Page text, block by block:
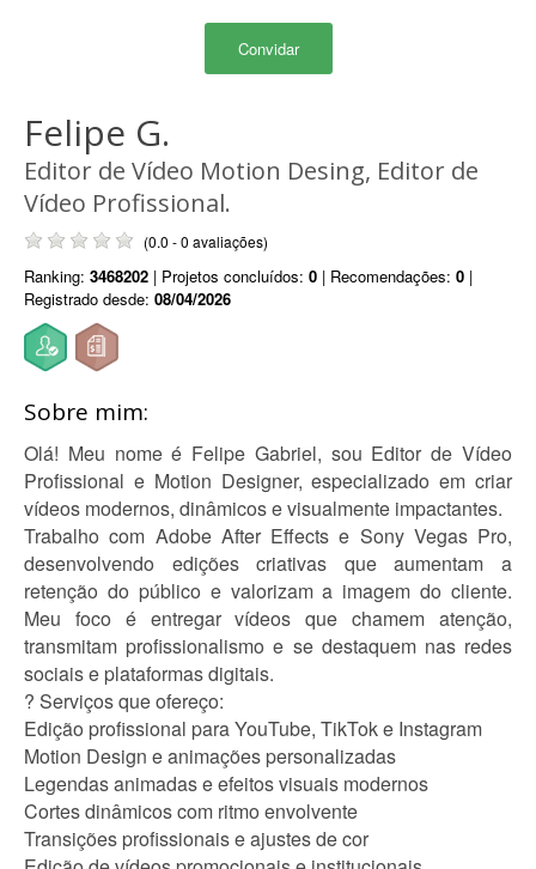
Convidar
Felipe G.
Editor de Vídeo Motion Desing, Editor de
Vídeo Profissional.
(0.0 - 0 avaliações)
Ranking: 3468202 | Projetos concluídos: 0 | Recomendações: 0 |
Registrado desde: 08/04/2026
Sobre mim:
Olá! Meu nome é Felipe Gabriel, sou Editor de Vídeo
Profissional e Motion Designer, especializado em criar
vídeos modernos, dinâmicos e visualmente impactantes.
Trabalho com Adobe After Effects e Sony Vegas Pro,
desenvolvendo edições criativas que aumentam a
retenção do público e valorizam a imagem do cliente.
Meu foco é entregar vídeos que chamem atenção,
transmitam profissionalismo e se destaquem nas redes
sociais e plataformas digitais.
? Serviços que ofereço:
Edição profissional para YouTube, TikTok e Instagram
Motion Design e animações personalizadas
Legendas animadas e efeitos visuais modernos
Cortes dinâmicos com ritmo envolvente
Transições profissionais e ajustes de cor